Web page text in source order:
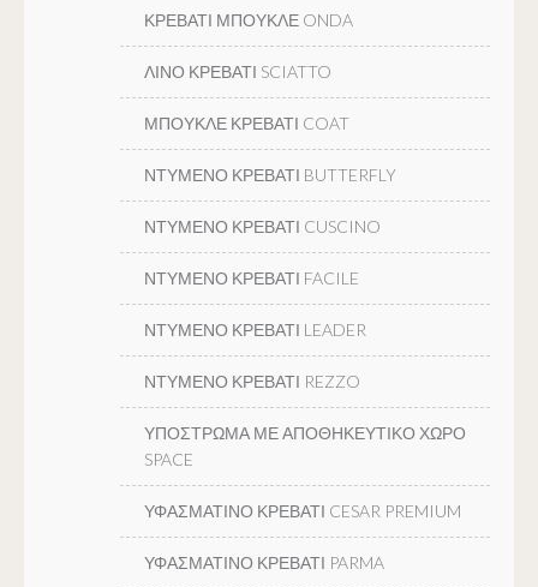
ΚΡΕΒΑΤΙ ΜΠΟΥΚΛΕ ONDA
ΛΙΝΟ ΚΡΕΒΑΤΙ SCIATTO
ΜΠΟΥΚΛΕ ΚΡΕΒΑΤΙ COAT
ΝΤΥΜΕΝΟ ΚΡΕΒΑΤΙ BUTTERFLY
ΝΤΥΜΕΝΟ ΚΡΕΒΑΤΙ CUSCINO
ΝΤΥΜΕΝΟ ΚΡΕΒΑΤΙ FACILE
ΝΤΥΜΕΝΟ ΚΡΕΒΑΤΙ LEADER
ΝΤΥΜΕΝΟ ΚΡΕΒΑΤΙ REZZO
ΥΠΟΣΤΡΩΜΑ ΜΕ ΑΠΟΘΗΚΕΥΤΙΚΟ ΧΩΡΟ
SPACE
ΥΦΑΣΜΑΤΙΝΟ ΚΡΕΒΑΤΙ CESAR PREMIUM
ΥΦΑΣΜΑΤΙΝΟ ΚΡΕΒΑΤΙ PARMA